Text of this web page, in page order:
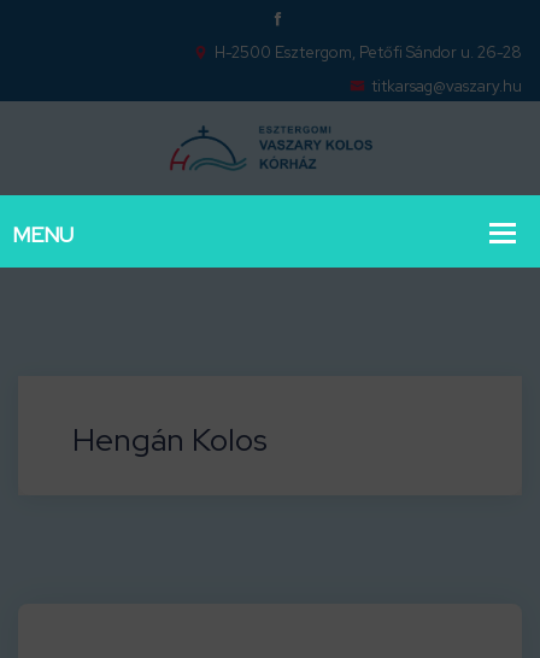
H-2500 Esztergom, Petőfi Sándor u. 26-28
titkarsag@vaszary.hu
Hengán Kolos